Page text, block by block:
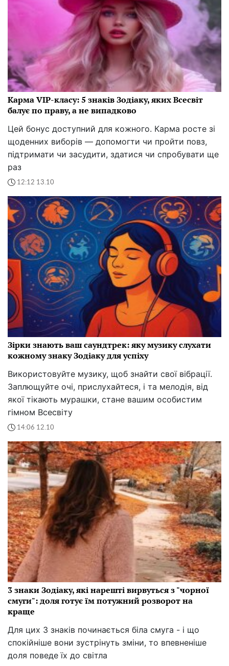
Карма VIP-класу: 5 знаків Зодіаку, яких Всесвіт
балує по праву, а не випадково
Цей бонус доступний для кожного. Карма росте зі
щоденних виборів — допомогти чи пройти повз,
підтримати чи засудити, здатися чи спробувати ще
раз
12:12 13.10
Зірки знають ваш саундтрек: яку музику слухати
кожному знаку Зодіаку для успіху
Використовуйте музику, щоб знайти свої вібрації.
Заплющуйте очі, прислухайтеся, і та мелодія, від
якої тікають мурашки, стане вашим особистим
гімном Всесвіту
14:06 12.10
3 знаки Зодіаку, які нарешті вирвуться з "чорної
смуги": доля готує їм потужний розворот на
краще
Для цих 3 знаків починається біла смуга - і що
спокійніше вони зустрінуть зміни, то впевненіше
доля поведе їх до світла